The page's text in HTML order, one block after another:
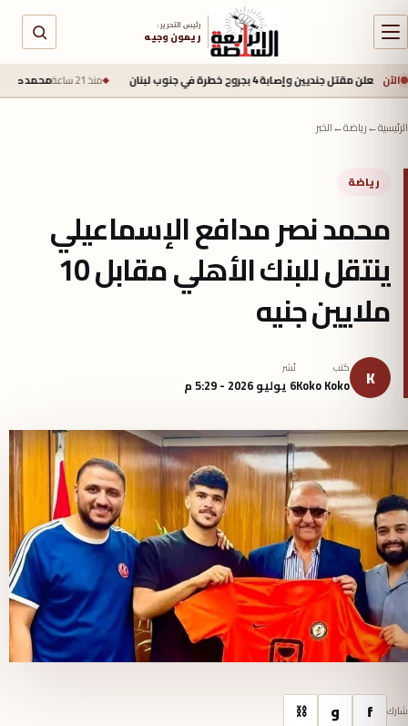
رئيس التحرير :
ريمون وجيه
الآن
وإصابة 4 بجروح خطرة في جنوب لبنان منذ 21 ساعة محمد صلاح يقترب من
الرئيسية←رياضة←الخبر
رياضة
محمد نصر مدافع الإسماعيلي
ينتقل للبنك الأهلي مقابل 10
ملايين جنيه
K كتب
Koko Koko
نُشر
6 يوليو 2026 - 5:29 م
شارك f و ⛓